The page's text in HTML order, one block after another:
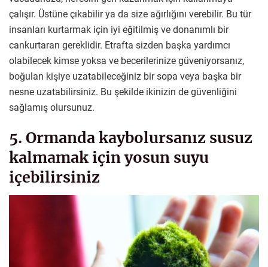
çalışır. Üstüne çıkabilir ya da size ağırlığını verebilir. Bu tür
insanları kurtarmak için iyi eğitilmiş ve donanımlı bir
cankurtaran gereklidir. Etrafta sizden başka yardımcı
olabilecek kimse yoksa ve becerilerinize güveniyorsanız,
boğulan kişiye uzatabileceğiniz bir sopa veya başka bir
nesne uzatabilirsiniz. Bu şekilde ikinizin de güvenliğini
sağlamış olursunuz.
5. Ormanda kaybolursanız susuz
kalmamak için yosun suyu
içebilirsiniz